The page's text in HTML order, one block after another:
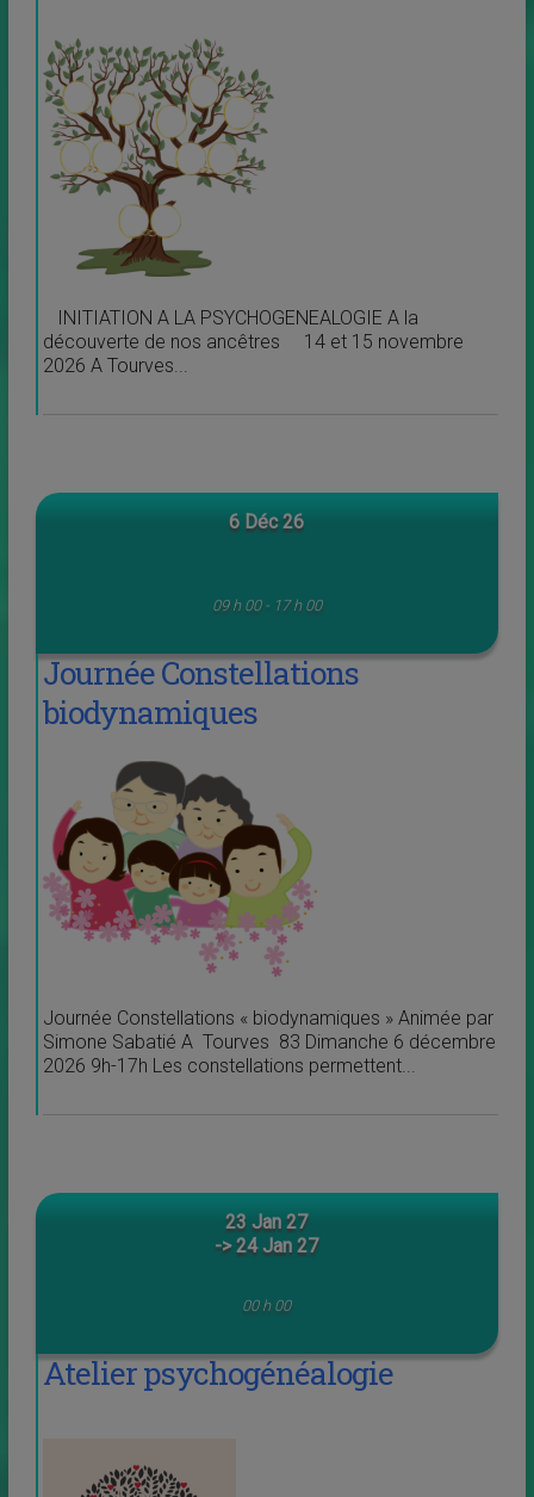
INITIATION A LA PSYCHOGENEALOGIE A la
découverte de nos ancêtres 14 et 15 novembre
2026 A Tourves...
6 Déc 26
09 h 00 - 17 h 00
Journée Constellations
biodynamiques
Journée Constellations « biodynamiques » Animée par
Simone Sabatié A Tourves 83 Dimanche 6 décembre
2026 9h-17h Les constellations permettent...
23 Jan 27
-> 24 Jan 27
00 h 00
Atelier psychogénéalogie